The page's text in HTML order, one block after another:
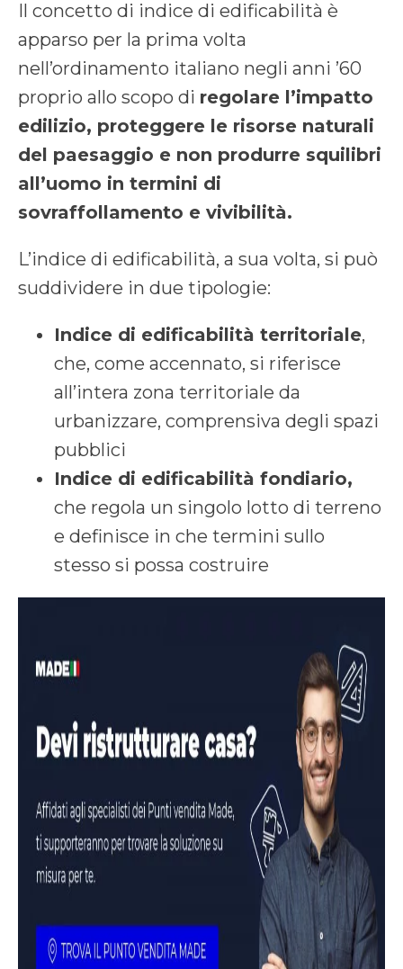
Il concetto di indice di edificabilità è
apparso per la prima volta
nell’ordinamento italiano negli anni ’60
proprio allo scopo di regolare l’impatto
edilizio, proteggere le risorse naturali
del paesaggio e non produrre squilibri
all’uomo in termini di
sovraffollamento e vivibilità.
L’indice di edificabilità, a sua volta, si può
suddividere in due tipologie:
Indice di edificabilità territoriale,
che, come accennato, si riferisce
all’intera zona territoriale da
urbanizzare, comprensiva degli spazi
pubblici
Indice di edificabilità fondiario,
che regola un singolo lotto di terreno
e definisce in che termini sullo
stesso si possa costruire